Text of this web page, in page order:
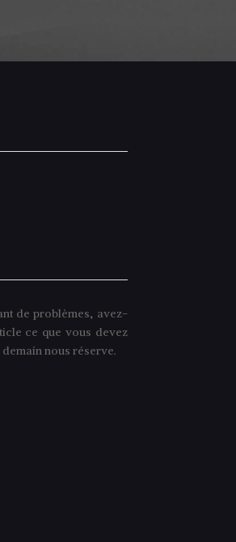
de problèmes, avez-
ce que vous devez
nous réserve.